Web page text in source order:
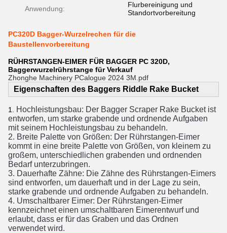
Anwendung:
Flurbereinigung und
Standortvorbereitung
PC320D Bagger-Wurzelrechen für die
Baustellenvorbereitung
RÜHRSTANGEN-EIMER FÜR BAGGER PC 320D,
Baggerwurzelrührstange für Verkauf
Zhonghe Machinery PCalogue 2024 3M.pdf
Eigenschaften des Baggers Riddle Rake Bucket
1.
Hochleistungsbau: Der Bagger Scraper Rake Bucket ist
entworfen, um starke grabende und ordnende Aufgaben
mit seinem Hochleistungsbau zu behandeln.
2. Breite Palette von Größen: Der Rührstangen-Eimer
kommt in eine breite Palette von Größen, von kleinem zu
großem, unterschiedlichen grabenden und ordnenden
Bedarf unterzubringen.
3. Dauerhafte Zähne: Die Zähne des Rührstangen-Eimers
sind entworfen, um dauerhaft und in der Lage zu sein,
starke grabende und ordnende Aufgaben zu behandeln.
4. Umschaltbarer Eimer: Der Rührstangen-Eimer
kennzeichnet einen umschaltbaren Eimerentwurf und
erlaubt, dass er für das Graben und das Ordnen
verwendet wird.